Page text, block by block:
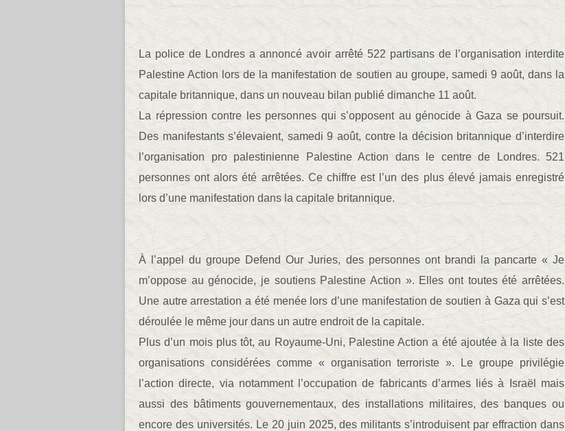
La police de Londres a annoncé avoir arrêté 522 partisans de l’organisation interdite
Palestine Action lors de la manifestation de soutien au groupe, samedi 9 août, dans la
capitale britannique, dans un nouveau bilan publié dimanche 11 août.
La répression contre les personnes qui s’opposent au génocide à Gaza se poursuit.
Des manifestants s’élevaient, samedi 9 août, contre la décision britannique d’interdire
l’organisation pro palestinienne Palestine Action dans le centre de Londres. 521
personnes ont alors été arrêtées. Ce chiffre est l’un des plus élevé jamais enregistré
lors d’une manifestation dans la capitale britannique.
À l’appel du groupe Defend Our Juries, des personnes ont brandi la pancarte « Je
m’oppose au génocide, je soutiens Palestine Action ». Elles ont toutes été arrêtées.
Une autre arrestation a été menée lors d’une manifestation de soutien à Gaza qui s’est
déroulée le même jour dans un autre endroit de la capitale.
Plus d’un mois plus tôt, au Royaume-Uni, Palestine Action a été ajoutée à la liste des
organisations considérées comme « organisation terroriste ». Le groupe privilégie
l’action directe, via notamment l’occupation de fabricants d’armes liés à Israël mais
aussi des bâtiments gouvernementaux, des installations militaires, des banques ou
encore des universités. Le 20 juin 2025, des militants s’introduisent par effraction dans